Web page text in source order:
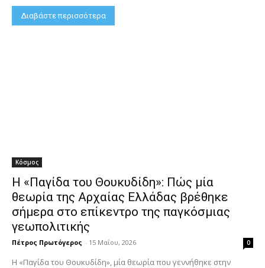
Διαβάστε περισσότερα
Κόσμος
Η «Παγίδα του Θουκυδίδη»: Πώς μία
θεωρία της Αρχαίας Ελλάδας βρέθηκε
σήμερα στο επίκεντρο της παγκόσμιας
γεωπολιτικής
Πέτρος Πρωτόγερος - 15 Μαΐου, 2026 0
Η «Παγίδα του Θουκυδίδη», μία θεωρία που γεννήθηκε στην